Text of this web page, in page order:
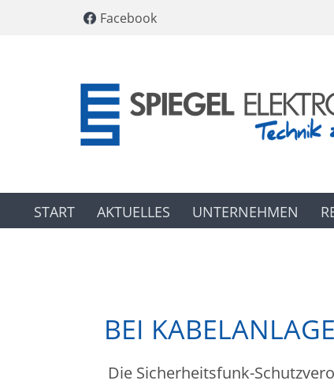
​Facebook
START AKTUELLES UNTERNEHMEN
BEI
Die Sicherheitsfunk-